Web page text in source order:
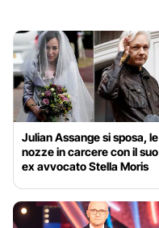
Julian Assange si sposa, le
nozze in carcere con il suo
ex avvocato Stella Moris